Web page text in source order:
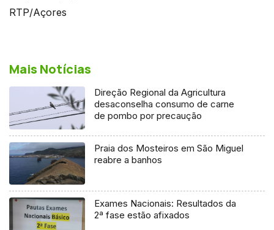
RTP/Açores
Mais Notícias
Direção Regional da Agricultura
desaconselha consumo de carne
de pombo por precaução
Praia dos Mosteiros em São Miguel
reabre a banhos
Exames Nacionais: Resultados da
2ª fase estão afixados